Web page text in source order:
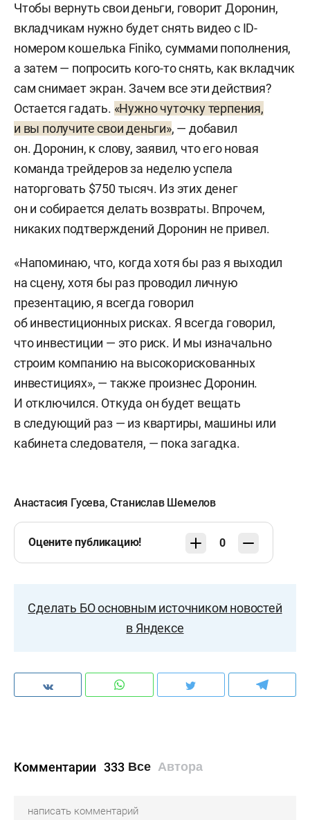
Чтобы вернуть свои деньги, говорит Доронин,
вкладчикам нужно будет снять видео с ID-
номером кошелька Finiko, суммами пополнения,
а затем — попросить кого-то снять, как вкладчик
сам снимает экран. Зачем все эти действия?
Остается гадать. «Нужно чуточку терпения,
и вы получите свои деньги», — добавил
он. Доронин, к слову, заявил, что его новая
команда трейдеров за неделю успела
наторговать $750 тысяч. Из этих денег
он и собирается делать возвраты. Впрочем,
никаких подтверждений Доронин не привел.
«Напоминаю, что, когда хотя бы раз я выходил
на сцену, хотя бы раз проводил личную
презентацию, я всегда говорил
об инвестиционных рисках. Я всегда говорил,
что инвестиции — это риск. И мы изначально
строим компанию на высокорискованных
инвестициях», — также произнес Доронин.
И отключился. Откуда он будет вещать
в следующий раз — из квартиры, машины или
кабинета следователя, — пока загадка.
Анастасия Гусева,Станислав Шемелов
Оцените публикацию! 0
Сделать БО основным источником новостей
в Яндексе
Комментарии 333 Все Автора